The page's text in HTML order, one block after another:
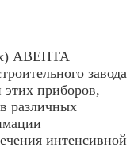
АВЕНТА
завода
этих приборов,
различных
интенсивной